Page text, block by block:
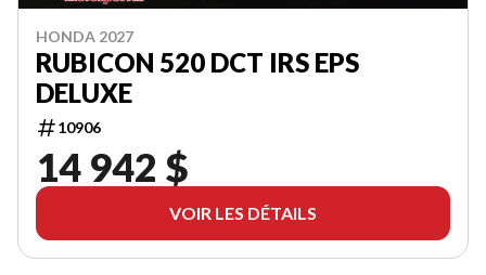
HONDA 2027
RUBICON 520 DCT IRS EPS
DELUXE
10906
14 942 $
VOIR LES DÉTAILS